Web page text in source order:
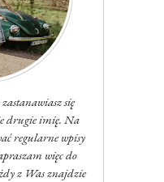
się
drugie imię. Na
regularne wpisy
więc do
z Was znajdzie